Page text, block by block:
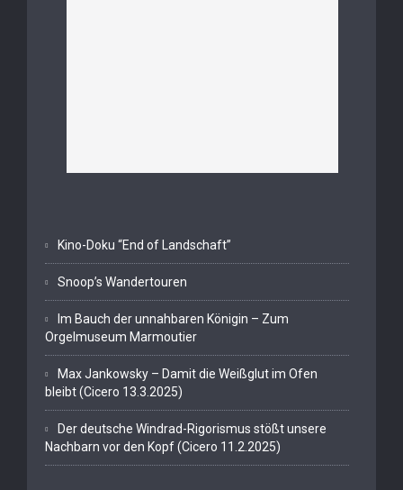
Kino-Doku “End of Landschaft”
Snoop’s Wandertouren
Im Bauch der unnahbaren Königin – Zum
Orgelmuseum Marmoutier
Max Jankowsky – Damit die Weißglut im Ofen
bleibt (Cicero 13.3.2025)
Der deutsche Windrad-Rigorismus stößt unsere
Nachbarn vor den Kopf (Cicero 11.2.2025)